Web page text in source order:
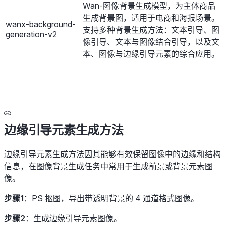
wanx-background-
generation-v2
Wan-图像背景生成模型，为主体商品
生成背景图，适用于电商和海报场景。
支持多种背景生成方法：文本引导、图
像引导、文本与图像结合引导，以及文
本、图像与边缘引导元素的综合应用。
边缘引导元素生成方法
边缘引导元素生成方法因其能够有效保留图像中的边缘和结构
信息，在图像背景生成任务中常用于生成前景或背景元素图
像。
步骤1 ：PS 抠图，导出带透明背景的 4 通道格式图像。
步骤2 ：生成边缘引导元素图像。